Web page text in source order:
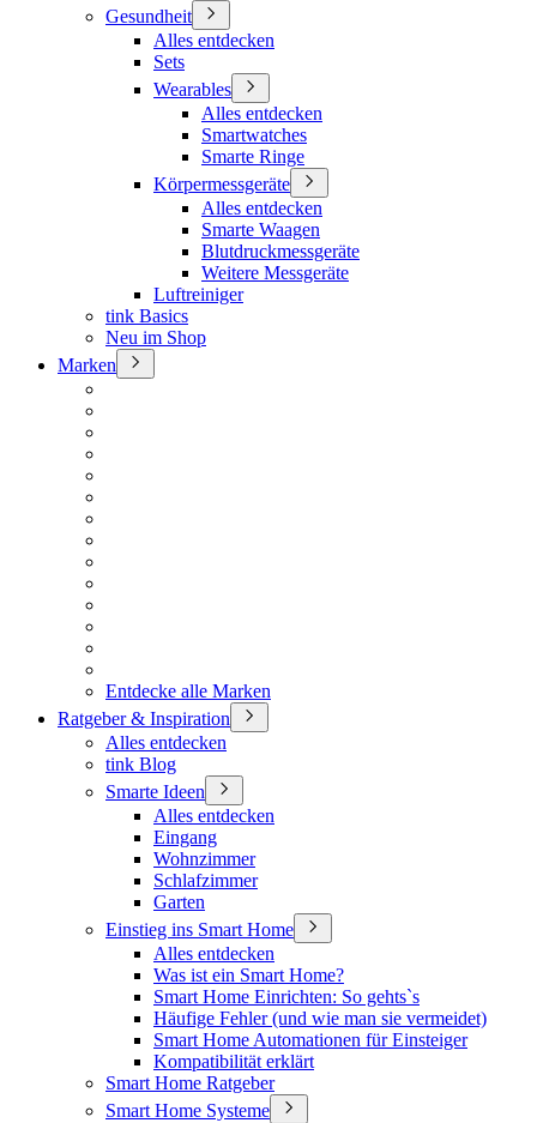
Gesundheit
Alles entdecken
Sets
Wearables
Alles entdecken
Smartwatches
Smarte Ringe
Körpermessgeräte
Alles entdecken
Smarte Waagen
Blutdruckmessgeräte
Weitere Messgeräte
Luftreiniger
tink Basics
Neu im Shop
Marken
Entdecke alle Marken
Ratgeber & Inspiration
Alles entdecken
tink Blog
Smarte Ideen
Alles entdecken
Eingang
Wohnzimmer
Schlafzimmer
Garten
Einstieg ins Smart Home
Alles entdecken
Was ist ein Smart Home?
Smart Home Einrichten: So gehts`s
Häufige Fehler (und wie man sie vermeidet)
Smart Home Automationen für Einsteiger
Kompatibilität erklärt
Smart Home Ratgeber
Smart Home Systeme